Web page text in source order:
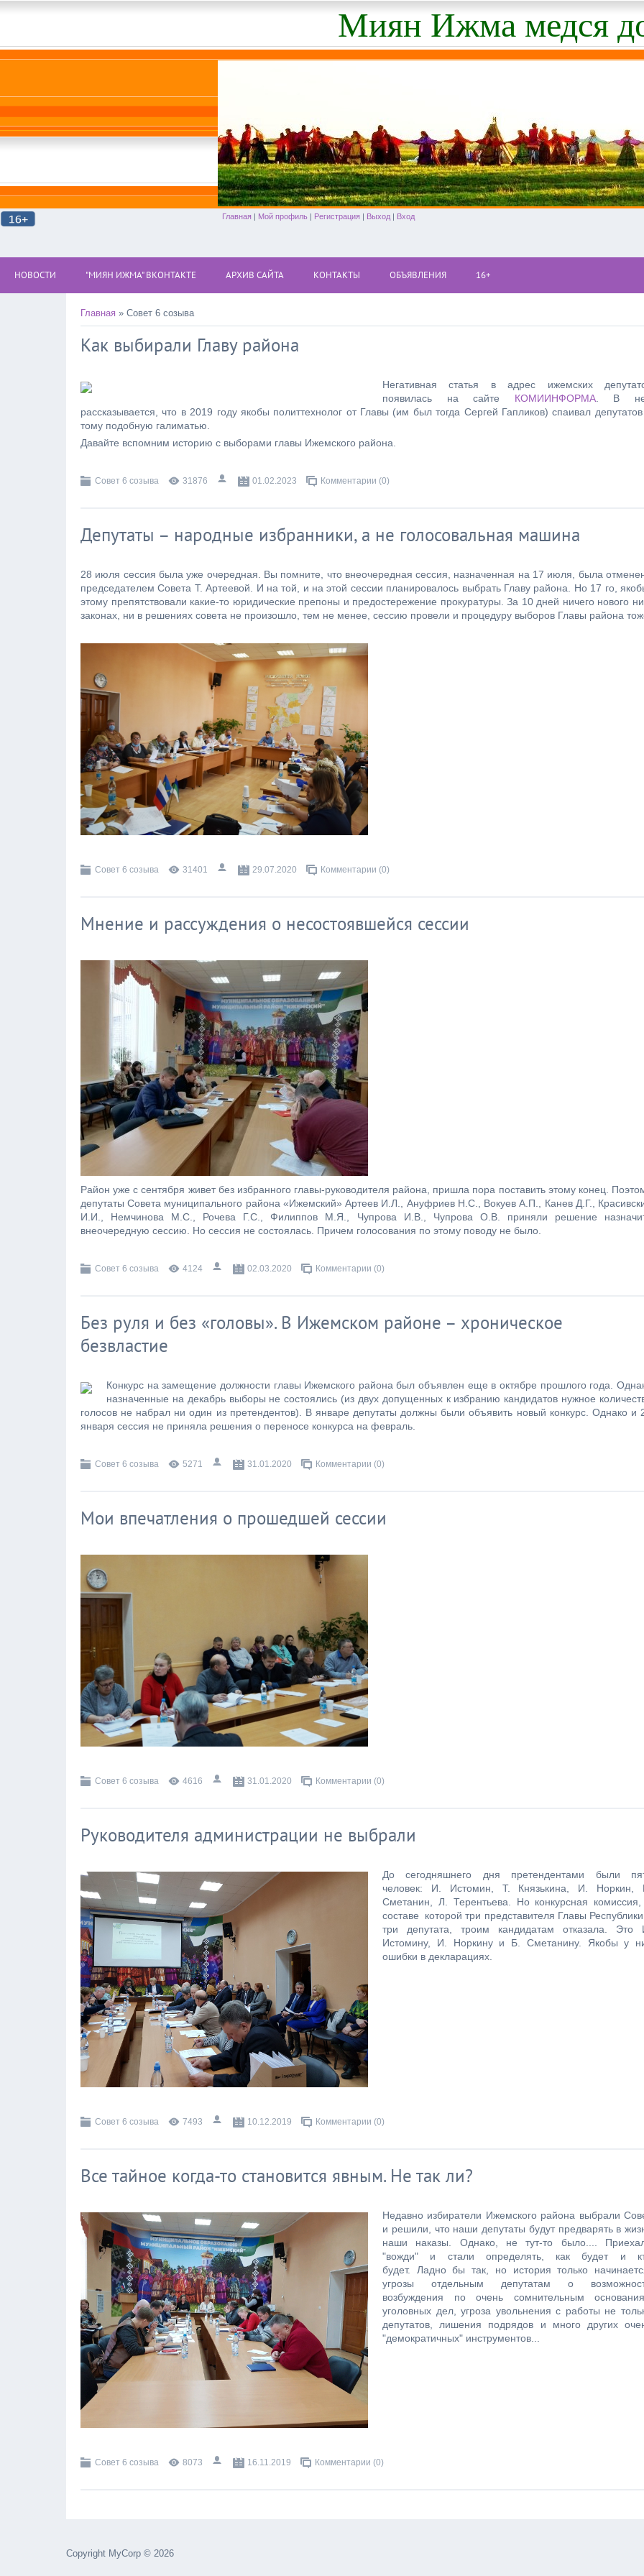
Миян Ижма медся
Главная | Мой профиль | Регистрация | Выход | Вход
НОВОСТИ "МИЯН ИЖМА" ВКОНТАКТЕ АРХИВ САЙТА КОНТАКТЫ ОБЪЯВЛЕНИЯ 16+
Главная » Совет 6 созыва
Как выбирали Главу района
Негативная статья в адрес ижемских
появилась на сайте КОМИИНФОРМА. В
рассказывается, что в 2019 году якобы политтехнолог от Главы (им был тогда Сергей Гапликов) спаивал
тому подобную галиматью.
Давайте вспомним историю с выборами главы Ижемского района.
Совет 6 созыва 31876 01.02.2023 Комментарии (0)
Депутаты – народные избранники, а не голосовальная машина
28 июля сессия была уже очередная. Вы помните, что внеочередная сессия, назначенная на 17 июля, была
председателем Совета Т. Артеевой. И на той, и на этой сессии планировалось выбрать Главу района. Но 17 го,
этому препятствовали какие-то юридические препоны и предостережение прокуратуры. За 10 дней ничего нового
законах, ни в решениях совета не произошло, тем не менее, сессию провели и процедуру выборов Главы района
Совет 6 созыва 31401 29.07.2020 Комментарии (0)
Мнение и рассуждения о несостоявшейся сессии
Район уже с сентября живет без избранного главы-руководителя района, пришла пора поставить этому конец.
депутаты Совета муниципального района «Ижемский» Артеев И.Л., Ануфриев Н.С., Вокуев А.П., Канев Д.Г.,
И.И., Немчинова М.С., Рочева Г.С., Филиппов М.Я., Чупрова И.В., Чупрова О.В. приняли решение
внеочередную сессию. Но сессия не состоялась. Причем голосования по этому поводу не было.
Совет 6 созыва 4124 02.03.2020 Комментарии (0)
Без руля и без «головы». В Ижемском районе – хроническое
безвластие
Конкурс на замещение должности главы Ижемского района был объявлен еще в октябре прошлого года.
назначенные на декабрь выборы не состоялись (из двух допущенных к избранию кандидатов нужное
голосов не набрал ни один из претендентов). В январе депутаты должны были объявить новый конкурс. Однако и
января сессия не приняла решения о переносе конкурса на февраль.
Совет 6 созыва 5271 31.01.2020 Комментарии (0)
Мои впечатления о прошедшей сессии
Совет 6 созыва 4616 31.01.2020 Комментарии (0)
Руководителя администрации не выбрали
До сегодняшнего дня претендентами были
человек: И. Истомин, Т. Князькина, И. Норкин,
Сметанин, Л. Терентьева. Но конкурсная
составе которой три представителя Главы
три депутата, троим кандидатам отказала. Это
Истомину, И. Норкину и Б. Сметанину. Якобы у
ошибки в декларациях.
Совет 6 созыва 7493 10.12.2019 Комментарии (0)
Все тайное когда-то становится явным. Не так ли?
Недавно избиратели Ижемского района выбрали
и решили, что наши депутаты будут предварять в
наши наказы. Однако, не тут-то было....
"вожди" и стали определять, как будет и
будет. Ладно бы так, но история только
угрозы отдельным депутатам о
возбуждения по очень сомнительным
уголовных дел, угроза увольнения с работы не
депутатов, лишения подрядов и много других
"демократичных" инструментов...
Совет 6 созыва 8073 16.11.2019 Комментарии (0)
Copyright MyCorp © 2026